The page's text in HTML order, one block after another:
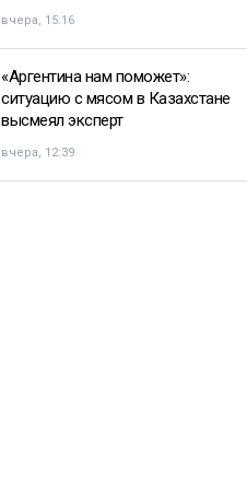
вчера, 15:16
«Аргентина нам поможет»:
ситуацию с мясом в Казахстане
высмеял эксперт
вчера, 12:39